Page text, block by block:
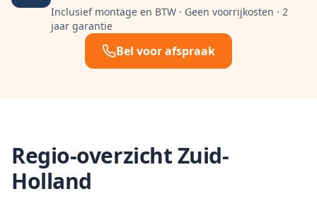
Inclusief montage en BTW · Geen voorrijkosten · 2
jaar garantie
Bel voor afspraak
Regio-overzicht Zuid-
Holland